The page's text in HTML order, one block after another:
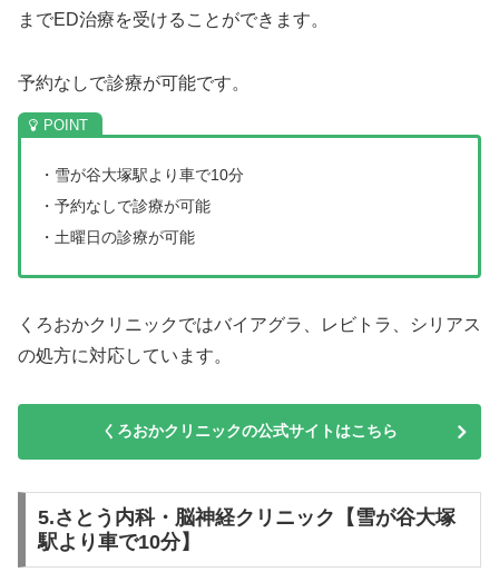
までED治療を受けることができます。
予約なしで診療が可能です。
・雪が谷大塚駅より車で10分
・予約なしで診療が可能
・土曜日の診療が可能
くろおかクリニックではバイアグラ、レビトラ、シリアス
の処方に対応しています。
くろおかクリニックの公式サイトはこちら
5.さとう内科・脳神経クリニック【雪が谷大塚
駅より車で10分】